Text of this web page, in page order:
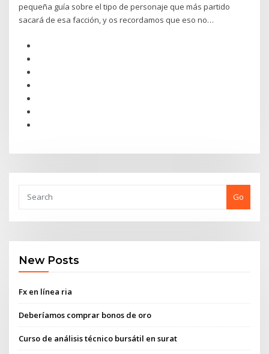
pequeña guía sobre el tipo de personaje que más partido
sacará de esa facción, y os recordamos que eso no…
Go
New Posts
Fx en línea ria
Deberíamos comprar bonos de oro
Curso de análisis técnico bursátil en surat